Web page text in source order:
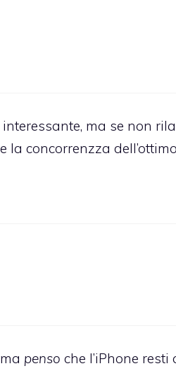
ma se non
la concorrenzza
penso che l’iPhone